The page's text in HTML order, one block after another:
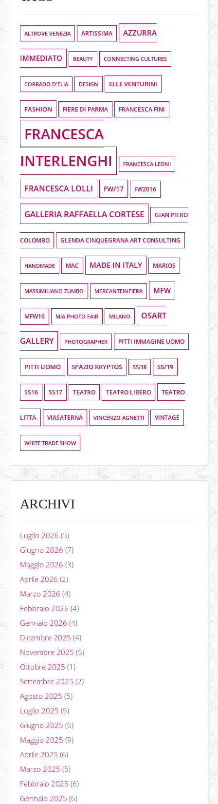
ALTROVE VENEZIA ARTISSIMA AZZURRA
IMMEDIATO BEAUTY CONNECTING CULTURES
CORRADO D'ELIA DESIGN ELLE VENTURINI
FASHION FIERE DI PARMA FRANCESCA FINI
FRANCESCA
INTERLENGHI
FRANCESCA LEONI
FRANCESCA LOLLI FW/17 FW2016
GALLERIA RAFFAELLA CORTESE GIAN PIERO
COLOMBO GLENDA CINQUEGRANA ART CONSULTING
HANDMADE MAC MADE IN ITALY MARIOS
MASSIMILIANO ZUMBO MERCANTEINFIERA MFW
MFW16 MIA PHOTO FAIR MILANO OSART
GALLERY PHOTOGRAPHER PITTI IMMAGINE UOMO
PITTI UOMO SPAZIO KRYPTOS SS/18 SS/19
SS16 SS17 TEATRO TEATRO LIBERO TEATRO
LITTA VIASATERNA VINCENZO AGNETTI VINTAGE
WHITE TRADE SHOW
ARCHIVI
Luglio 2026 (5)
Giugno 2026 (7)
Maggio 2026 (3)
Aprile 2026 (2)
Marzo 2026 (4)
Febbraio 2026 (4)
Gennaio 2026 (4)
Dicembre 2025 (4)
Novembre 2025 (5)
Ottobre 2025 (1)
Settembre 2025 (2)
Agosto 2025 (5)
Luglio 2025 (5)
Giugno 2025 (6)
Maggio 2025 (9)
Aprile 2025 (6)
Marzo 2025 (5)
Febbraio 2025 (6)
Gennaio 2025 (6)